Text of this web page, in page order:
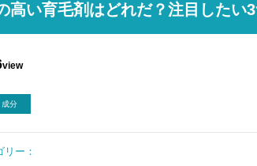
高い育毛剤はどれだ？注目したい
view
成分
リー：